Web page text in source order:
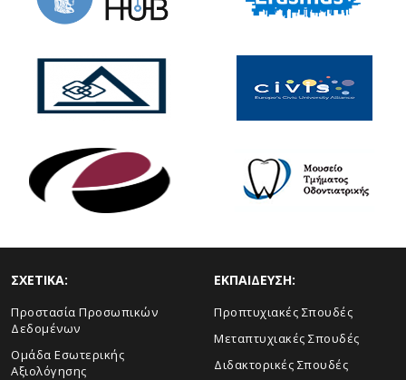
ΣΧΕΤΙΚΑ:
Προστασία Προσωπικών
Δεδομένων
Ομάδα Εσωτερικής
Αξιολόγησης
ΕΚΠΑΙΔΕΥΣΗ:
Προπτυχιακές Σπουδές
Μεταπτυχιακές Σπουδές
Διδακτορικές Σπουδές